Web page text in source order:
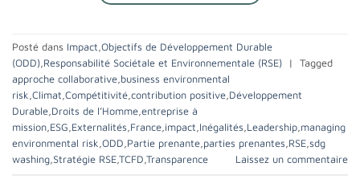
Posté dans Impact,Objectifs de Développement Durable
(ODD),Responsabilité Sociétale et Environnementale (RSE) |
Tagged
approche collaborative,business environmental
risk,Climat,Compétitivité,contribution positive,Développement
Durable,Droits de l’Homme,entreprise à
mission,ESG,Externalités,France,impact,Inégalités,Leadership,managing
environmental risk,ODD,Partie prenante,parties prenantes,RSE,sdg
washing,Stratégie RSE,TCFD,Transparence Laissez un commentaire